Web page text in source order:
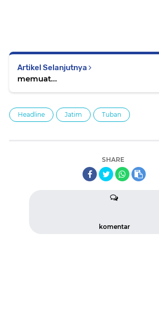
Artikel Selanjutnya
memuat...
Headline Jatim Tuban
SHARE
komentar